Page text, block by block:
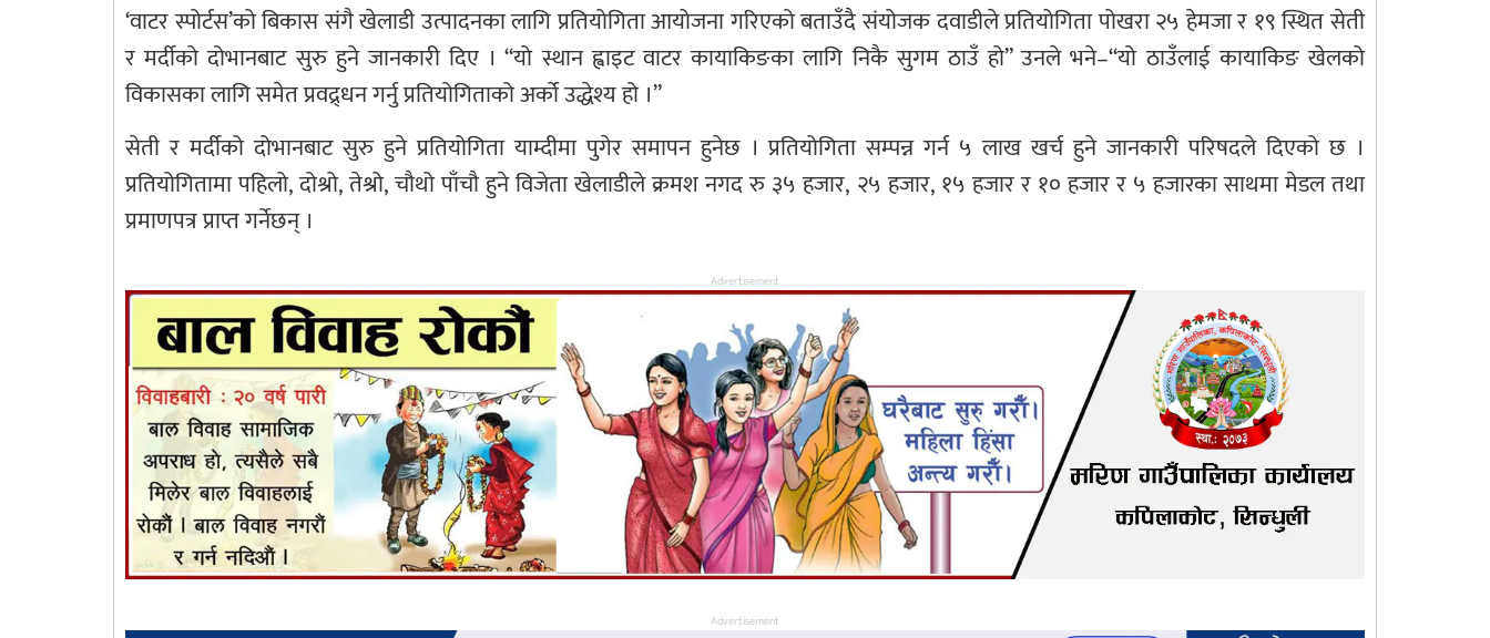
‘वाटर स्पोर्टस’को बिकास संगै खेलाडी उत्पादनका लागि प्रतियोगिता आयोजना गरिएको बताउँदै संयोजक दवाडीले प्रतियोगिता पोखरा २५ हेमजा र १९ स्थित सेती
र मर्दीको दोभानबाट सुरु हुने जानकारी दिए । “यो स्थान ह्वाइट वाटर कायाकिङका लागि निकै सुगम ठाउँ हो” उनले भने–“यो ठाउँलाई कायाकिङ खेलको
विकासका लागि समेत प्रवद्र्धन गर्नु प्रतियोगिताको अर्को उद्धेश्य हो ।”
सेती र मर्दीको दोभानबाट सुरु हुने प्रतियोगिता याम्दीमा पुगेर समापन हुनेछ । प्रतियोगिता सम्पन्न गर्न ५ लाख खर्च हुने जानकारी परिषदले दिएको छ ।
प्रतियोगितामा पहिलो, दोश्रो, तेश्रो, चौथो पाँचौ हुने विजेता खेलाडीले क्रमश नगद रु ३५ हजार, २५ हजार, १५ हजार र १० हजार र ५ हजारका साथमा मेडल तथा
प्रमाणपत्र प्राप्त गर्नेछन् ।
Advertisement
Advertisement